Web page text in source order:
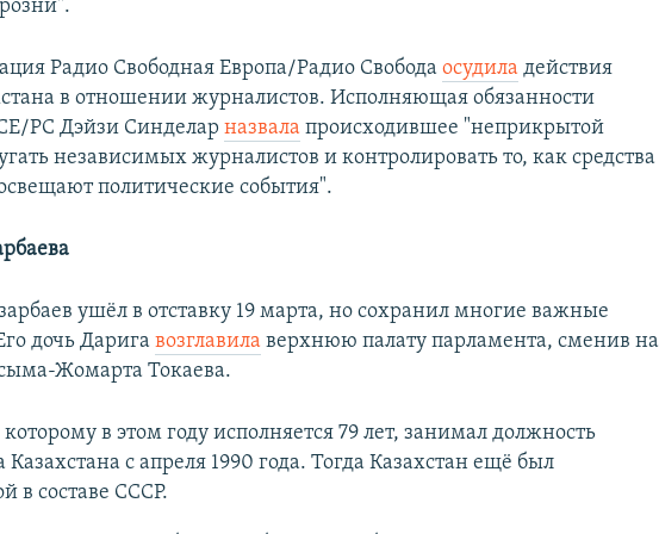
Радио Свободная Европа/Радио Свободаосудила действия
в отношении журналистов. Исполняющая обязанности
РС Дэйзи Синделарназвала происходившее "неприкрытой
независимых журналистов и контролировать то, как средства
политические события".
ушёл в отставку 19 марта, но сохранил многие важные
дочь Даригавозглавила верхнюю палату парламента, сменив на
Жомарта Токаева.
в этом году исполняется 79 лет, занимал должность
Казахстана с апреля 1990 года. Тогда Казахстан ещё был
в составе СССР.